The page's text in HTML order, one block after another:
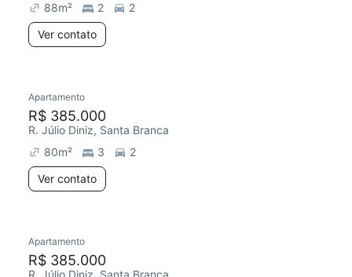
88m² 2
2
Ver contato
Redecorar
Apartamento
R$ 385.000
R. Júlio Diniz, Santa Branca
80m² 3
2
Ver contato
Redecorar
Apartamento
R$ 385.000
R. Júlio Diniz, Santa Branca